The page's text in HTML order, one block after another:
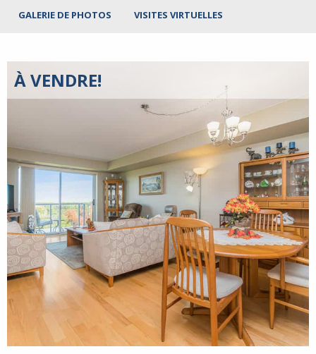
GALERIE DE PHOTOS VISITES VIRTUELLES
À VENDRE!